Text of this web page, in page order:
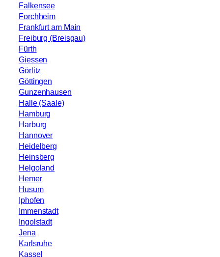
Falkensee
Forchheim
Frankfurt am Main
Freiburg (Breisgau)
Fürth
Giessen
Görlitz
Göttingen
Gunzenhausen
Halle (Saale)
Hamburg
Harburg
Hannover
Heidelberg
Heinsberg
Helgoland
Hemer
Husum
Iphofen
Immenstadt
Ingolstadt
Jena
Karlsruhe
Kassel